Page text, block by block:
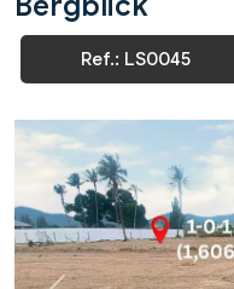
Ref.: LS0045